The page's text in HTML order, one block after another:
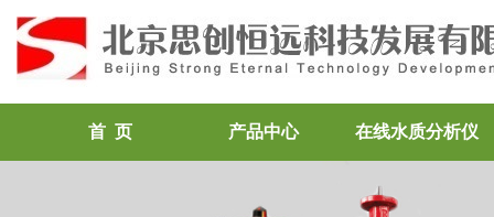
首 页 产品中心 在线水质分析仪